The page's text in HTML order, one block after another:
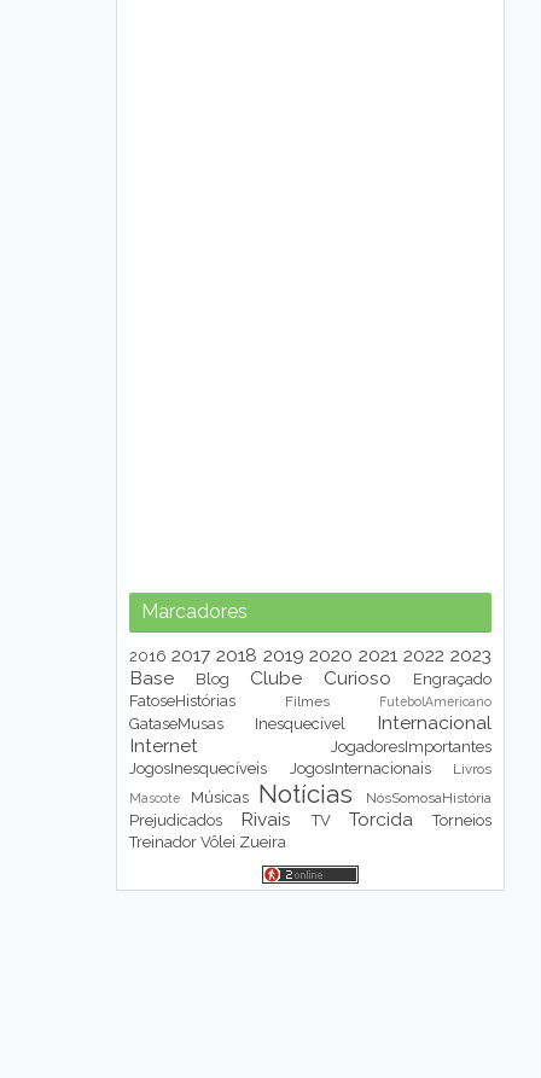
Marcadores
2016 2017 2018 2019 2020 2021 2022 2023
Base
Blog Clube Curioso
Engraçado
FatoseHistórias
Filmes FutebolAmericano
GataseMusas Inesquecível
Internacional
Internet
JogadoresImportantes
JogosInesquecíveis
JogosInternacionais Livros
Mascote Músicas Notícias NósSomosaHistória
Prejudicados Rivais TV Torcida
Torneios
Treinador Vôlei Zueira